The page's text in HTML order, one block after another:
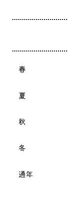
春
夏
秋
冬
通年